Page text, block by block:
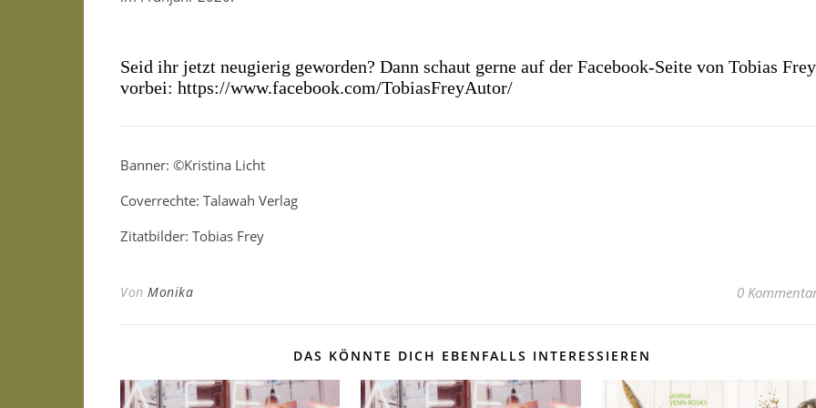
Seid ihr jetzt neugierig geworden? Dann schaut gerne auf der Facebook-Seite von Tobias Frey
vorbei: https://www.facebook.com/TobiasFreyAutor/
Banner: ©Kristina Licht
Coverrechte: Talawah Verlag
Zitatbilder: Tobias Frey
Von Monika 0
DAS KÖNNTE DICH EBENFALLS INTERESSIEREN